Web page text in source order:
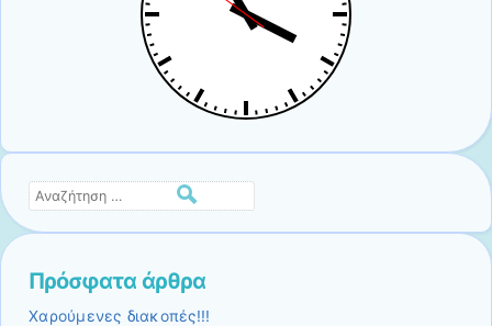
Αναζήτηση
Πρόσφατα άρθρα
Χαρούμενες διακοπές!!!